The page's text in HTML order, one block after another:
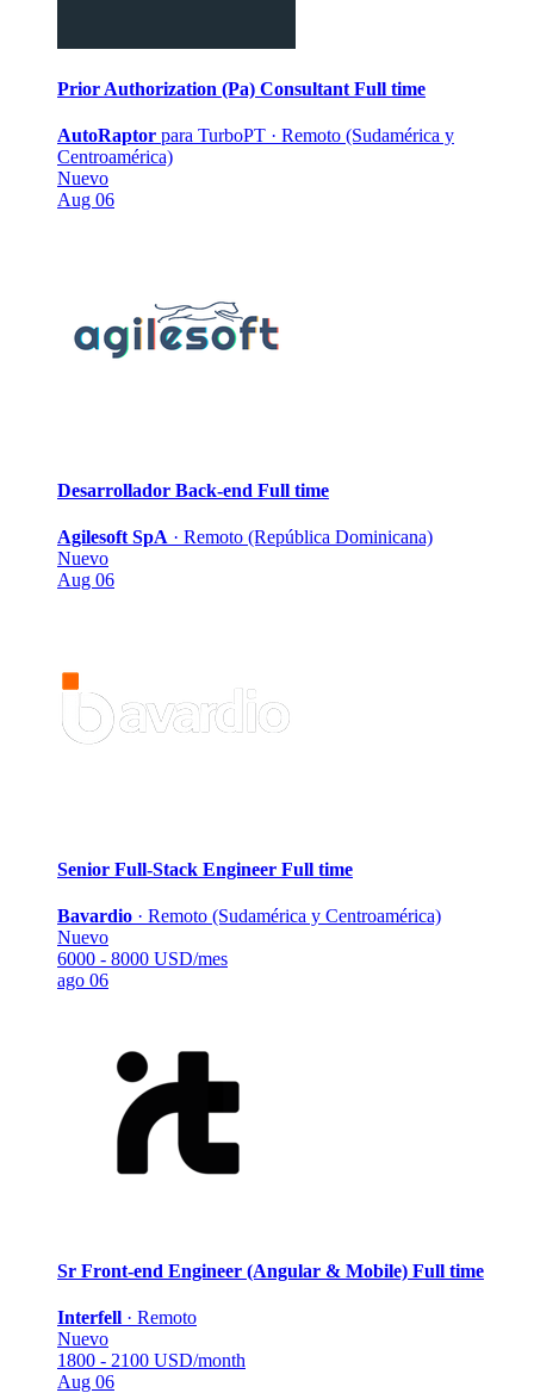
Prior Authorization (Pa) Consultant Full time
AutoRaptor para TurboPT · Remoto (Sudamérica y
Centroamérica)
Nuevo
Aug 06
Desarrollador Back-end Full time
Agilesoft SpA · Remoto (República Dominicana)
Nuevo
Aug 06
Senior Full-Stack Engineer Full time
Bavardio · Remoto (Sudamérica y Centroamérica)
Nuevo
6000 - 8000 USD/mes
ago 06
Sr Front-end Engineer (Angular & Mobile) Full time
Interfell · Remoto
Nuevo
1800 - 2100 USD/month
Aug 06